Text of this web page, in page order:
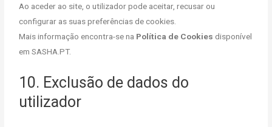
Ao aceder ao site, o utilizador pode aceitar, recusar ou
configurar as suas preferências de cookies.
Mais informação encontra-se na Política de Cookies disponível
em SASHA.PT.
10. Exclusão de dados do
utilizador